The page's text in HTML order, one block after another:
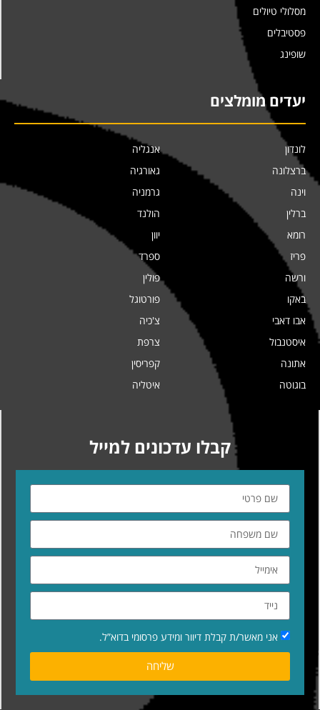
מסלולי טיולים
פסטיבלים
שופינג
יעדים מומלצים
לונדון
ברצלונה
וינה
ברלין
רומא
פריז
ורשה
באקו
אבו דאבי
איסטנבול
אתונה
בוגוטה
אנגליה
גאורגיה
גרמניה
הולנד
יוון
ספרד
פולין
פורטוגל
צ'כיה
צרפת
קפריסין
איטליה
קבלו עדכונים למייל
אני מאשר/ת קבלת דיוור ומידע פרסומי בדוא”ל.
שליחה